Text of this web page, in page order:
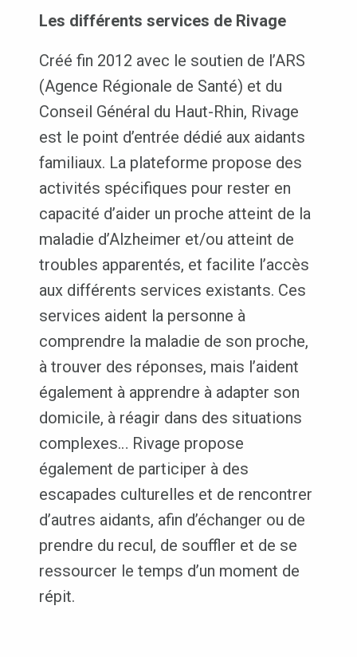
Les différents services de Rivage
Créé fin 2012 avec le soutien de l’ARS
(Agence Régionale de Santé) et du
Conseil Général du Haut-Rhin, Rivage
est le point d’entrée dédié aux aidants
familiaux. La plateforme propose des
activités spécifiques pour rester en
capacité d’aider un proche atteint de la
maladie d’Alzheimer et/ou atteint de
troubles apparentés, et facilite l’accès
aux différents services existants. Ces
services aident la personne à
comprendre la maladie de son proche,
à trouver des réponses, mais l’aident
également à apprendre à adapter son
domicile, à réagir dans des situations
complexes… Rivage propose
également de participer à des
escapades culturelles et de rencontrer
d’autres aidants, afin d’échanger ou de
prendre du recul, de souffler et de se
ressourcer le temps d’un moment de
répit.